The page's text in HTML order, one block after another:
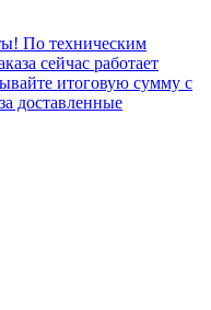
По техническим
сейчас работает
итоговую сумму с
доставленные